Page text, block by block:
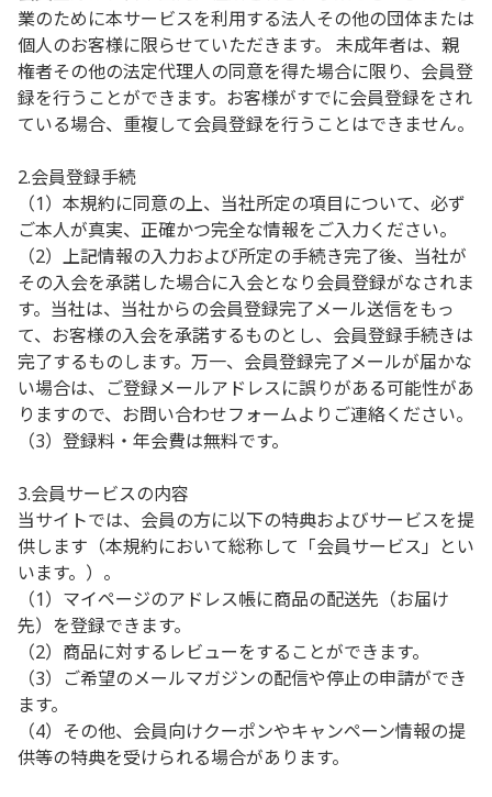
業のために本サービスを利用する法人その他の団体または
個人のお客様に限らせていただきます。 未成年者は、親
権者その他の法定代理人の同意を得た場合に限り、会員登
録を行うことができます。お客様がすでに会員登録をされ
ている場合、重複して会員登録を行うことはできません。
2.会員登録手続
（1）本規約に同意の上、当社所定の項目について、必ず
ご本人が真実、正確かつ完全な情報をご入力ください。
（2）上記情報の入力および所定の手続き完了後、当社が
その入会を承諾した場合に入会となり会員登録がなされま
す。当社は、当社からの会員登録完了メール送信をもっ
て、お客様の入会を承諾するものとし、会員登録手続きは
完了するものします。万一、会員登録完了メールが届かな
い場合は、ご登録メールアドレスに誤りがある可能性があ
りますので、お問い合わせフォームよりご連絡ください。
（3）登録料・年会費は無料です。
3.会員サービスの内容
当サイトでは、会員の方に以下の特典およびサービスを提
供します（本規約において総称して「会員サービス」とい
います。）。
（1）マイページのアドレス帳に商品の配送先（お届け
先）を登録できます。
（2）商品に対するレビューをすることができます。
（3）ご希望のメールマガジンの配信や停止の申請ができ
ます。
（4）その他、会員向けクーポンやキャンペーン情報の提
供等の特典を受けられる場合があります。